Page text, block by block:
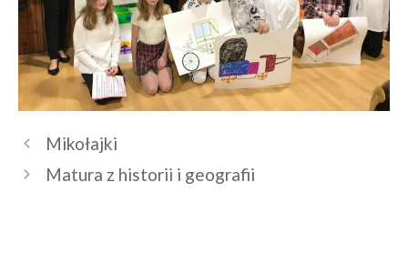
Mikołajki
Matura z historii i geografii